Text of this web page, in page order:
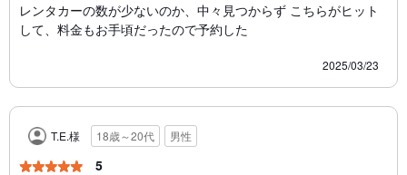
レンタカーの数が少ないのか、中々見つからず こちらがヒット
して、料金もお手頃だったので予約した
2025/03/23
T.E.様 18歳～20代 男性
5